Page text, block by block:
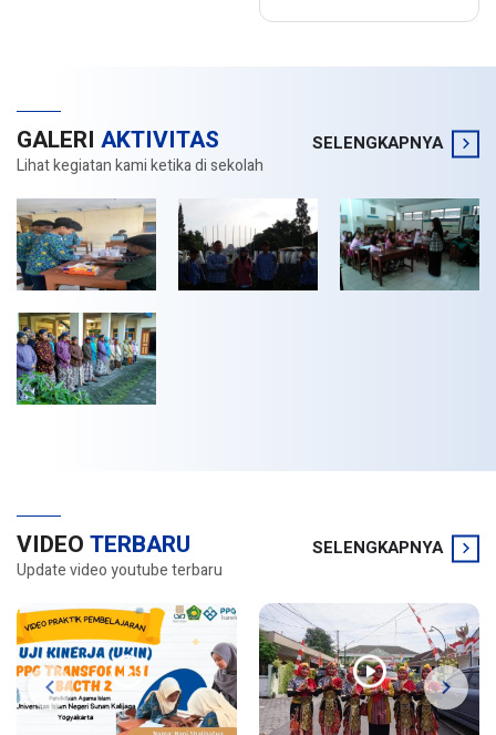
GALERI AKTIVITAS
Lihat kegiatan kami ketika di sekolah
SELENGKAPNYA
VIDEOTERBARU
Update video youtube terbaru
SELENGKAPNYA